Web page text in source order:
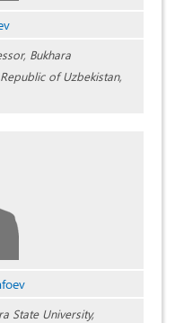
Bukhara
of Uzbekistan,
State University,